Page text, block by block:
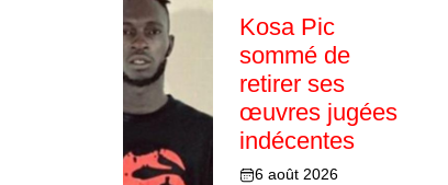
Kosa Pic
sommé de
retirer ses
œuvres jugées
indécentes
6 août 2026